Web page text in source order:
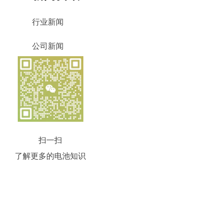
行业新闻
公司新闻
扫一扫
了解更多的电池知识